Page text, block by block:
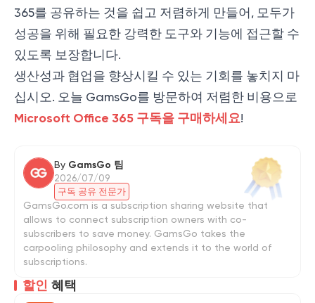
365를 공유하는 것을 쉽고 저렴하게 만들어, 모두가
성공을 위해 필요한 강력한 도구와 기능에 접근할 수
있도록 보장합니다.
생산성과 협업을 향상시킬 수 있는 기회를 놓치지 마
십시오. 오늘 GamsGo를 방문하여 저렴한 비용으로
Microsoft Office 365 구독을 구매하세요!
By GamsGo 팀
2026/07/09
구독 공유 전문가
GamsGo.com is a subscription sharing website that
allows to connect subscription owners with co-
subscribers to save money. GamsGo takes the
carpooling philosophy and extends it to the world of
subscriptions.
할인 혜택